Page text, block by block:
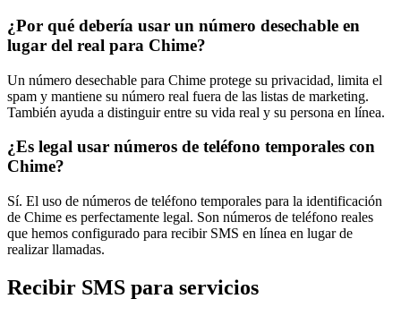
¿Por qué debería usar un número desechable en
lugar del real para Chime?
Un número desechable para Chime protege su privacidad, limita el
spam y mantiene su número real fuera de las listas de marketing.
También ayuda a distinguir entre su vida real y su persona en línea.
¿Es legal usar números de teléfono temporales con
Chime?
Sí. El uso de números de teléfono temporales para la identificación
de Chime es perfectamente legal. Son números de teléfono reales
que hemos configurado para recibir SMS en línea en lugar de
realizar llamadas.
Recibir SMS para servicios